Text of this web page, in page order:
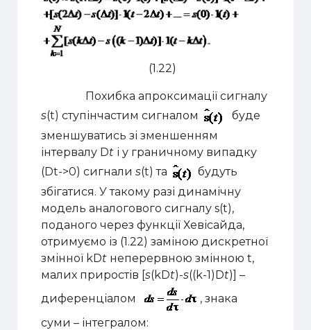
(1.22)
Похибка апроксимації сигналу
s(t) ступінчастим сигналом
буде
зменшуватись зі зменшенням
інтервалу Dt і у граничному випадку
(Dt->0) сигналиs(t) та
будуть
збігатися. У такому разі динамічну
модель аналогового сигналу s(t),
поданого через функції Хевісайда,
отримуємо із (1.22) заміною дискретної
змінної kDt неперервною змінноюt,
малих приростів [s(kDt)-s((k-1)Dt)] –
диференціалом
, знака
суми – інтегралом: